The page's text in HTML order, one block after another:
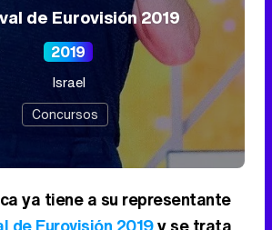
de Eurovisión 2019
2019
Israel
Concursos
ya tiene a su representante